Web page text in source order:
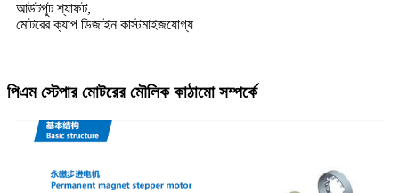
আউটপুট শ্যাফট,
মোটরের ক্যাপ ডিজাইন কাস্টমাইজযোগ্য
পিএম স্টেপার মোটরের মৌলিক কাঠামো সম্পর্কে